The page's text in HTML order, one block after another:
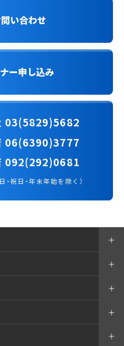
い合わせ
ー申し込み
03(5829)5682
06(6390)3777
092(292)0681
・祝日・年末年始を除く）
＋
＋
＋
＋
＋